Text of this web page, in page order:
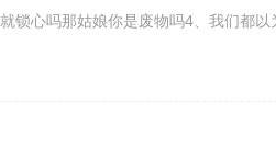
锁心吗那姑娘你是废物吗4、我们都以